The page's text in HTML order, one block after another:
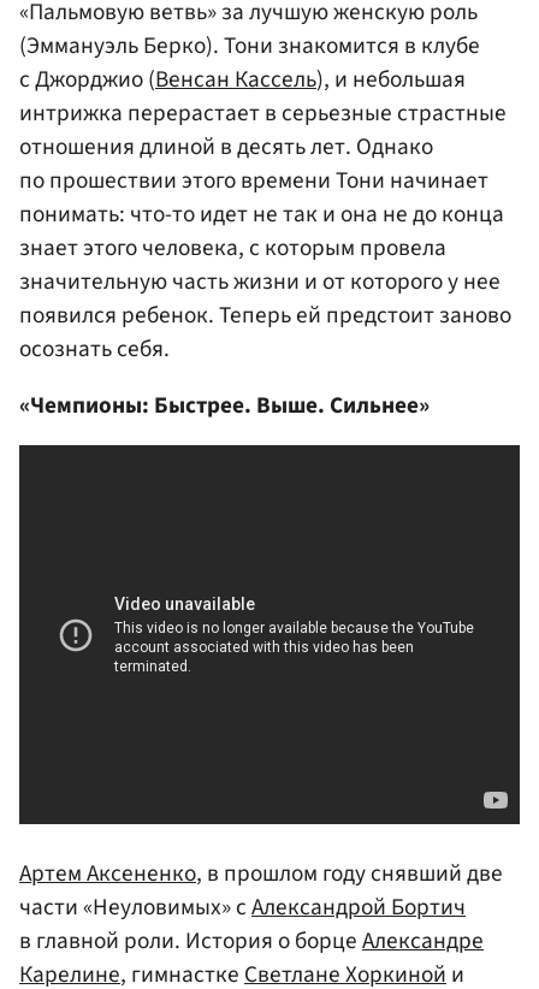
«Пальмовую ветвь» за лучшую женскую роль
(Эммануэль Берко). Тони знакомится в клубе
с Джорджио (Венсан Кассель), и небольшая
интрижка перерастает в серьезные страстные
отношения длиной в десять лет. Однако
по прошествии этого времени Тони начинает
понимать: что-то идет не так и она не до конца
знает этого человека, с которым провела
значительную часть жизни и от которого у нее
появился ребенок. Теперь ей предстоит заново
осознать себя.
«Чемпионы: Быстрее. Выше. Сильнее»
Артем Аксененко, в прошлом году снявший две
части «Неуловимых» сАлександрой Бортич
в главной роли. История о борцеАлександре
Карелине, гимнасткеСветлане Хоркинойи